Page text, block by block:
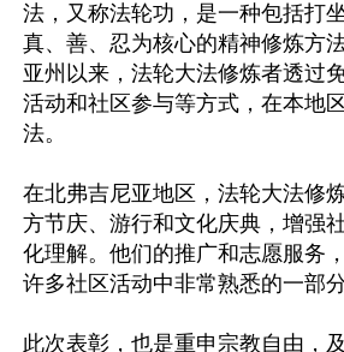
法，又称法轮功，是一种包括打
真、善、忍为核心的精神修炼方
亚州以来，法轮大法修炼者透过
活动和社区参与等方式，在本地
法。
在北弗吉尼亚地区，法轮大法修
方节庆、游行和文化庆典，增强
化理解。他们的推广和志愿服务
许多社区活动中非常熟悉的一部分
此次表彰，也是重申宗教自由，